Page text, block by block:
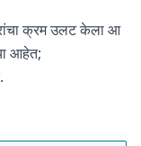
क्रम उलट केला आ
आहेत;